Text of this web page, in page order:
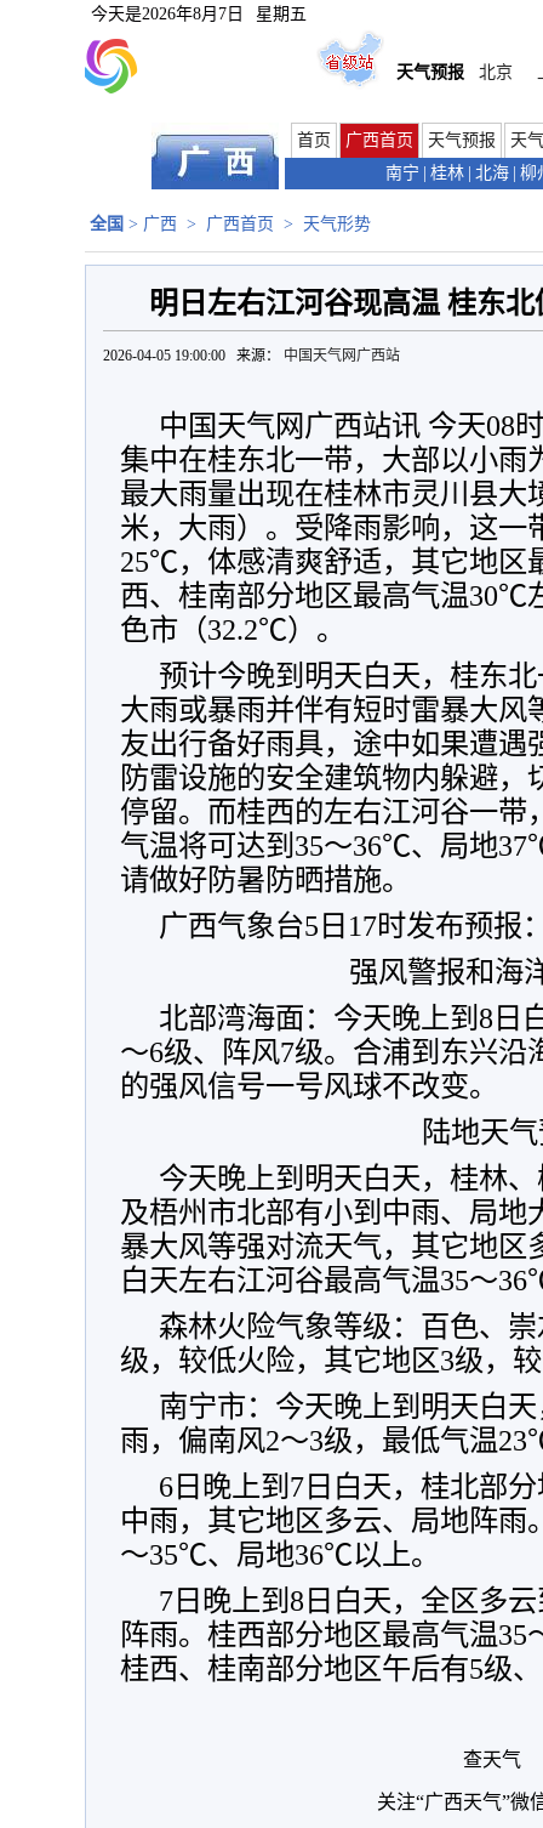
今天是2026年8月7日 星期五
天气预报 北京
首页 广西首页 天气预报
天
南宁
桂林 北海 柳
全国 > 广西 > 广西首页 > 天气形势
明日左右江河谷现高温 桂东
2026-04-05 19:00:00 来源： 中国天气网广西站
中国天气网广西站讯 今天08
集中在桂东北一带，大部以小雨
最大雨量出现在桂林市灵川县大
米，大雨）。受降雨影响，这一
25℃，体感清爽舒适，其它地区
西、桂南部分地区最高气温30℃
色市（32.2℃）。
预计今晚到明天白天，桂东
大雨或暴雨并伴有短时雷暴大风
友出行备好雨具，途中如果遭遇
防雷设施的安全建筑物内躲避，
停留。而桂西的左右江河谷一带
气温将可达到35～36℃、局地
请做好防暑防晒措施。
广西气象台5日17时发布预报
强风警报和海
北部湾海面：今天晚上到8日
～6级、阵风7级。合浦到东兴沿
的强风信号一号风球不改变。
陆地天
今天晚上到明天白天，桂林
及梧州市北部有小到中雨、局地
暴大风等强对流天气，其它地区
白天左右江河谷最高气温35～
森林火险气象等级：百色、
级，较低火险，其它地区3级，
南宁市：今天晚上到明天白
雨，偏南风2～3级，最低气温
6日晚上到7日白天，桂北部
中雨，其它地区多云、局地阵雨
～35℃、局地36℃以上。
7日晚上到8日白天，全区多
阵雨。桂西部分地区最高气温
桂西、桂南部分地区午后有5级
查天气
关注“广西天气”微